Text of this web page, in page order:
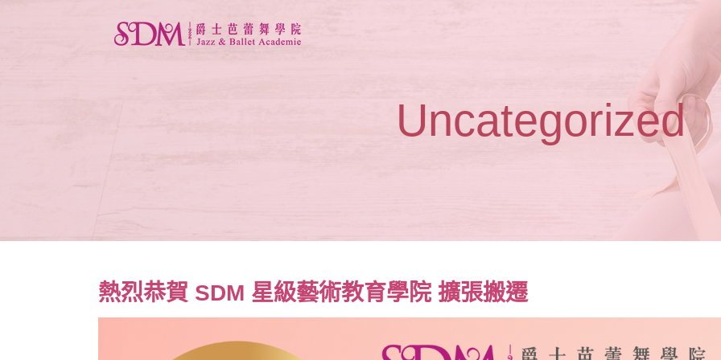
Uncategorized
熱烈恭賀 SDM 星級藝術教育學院 擴張搬遷